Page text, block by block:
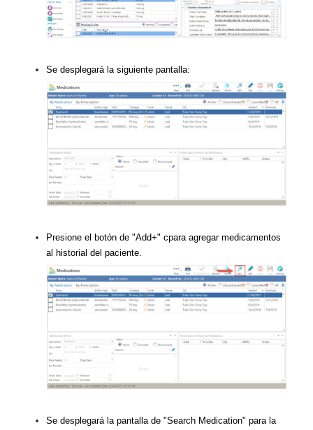
Se desplegará la siguiente pantalla:
Presione el botón de "Add+" cpara agregar medicamentos
al historial del paciente.
Se desplegará la pantalla de "Search Medication" para la